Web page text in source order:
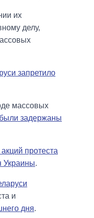
их
делу,
запретило
массовых
задержаны
протеста
Украины.
и
дня.